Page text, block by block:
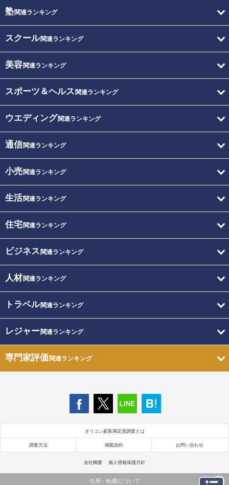
塾関連ランキング
スクール関連ランキング
美容関連ランキング
スポーツ＆ヘルス 関連ランキング
ウエディング関連ランキング
通信関連ランキング
小売関連ランキング
生活関連ランキング
住宅関連ランキング
ビジネス 関連ランキング
人材関連ランキング
トラベル関連ランキング
レジャー関連ランキング
専門家評価関連ランキング
オリコン顧客満足度調査とは
調査方法 掲載規約 お問い合わせ
会社概要 個人情報保護方針
引用・転載について